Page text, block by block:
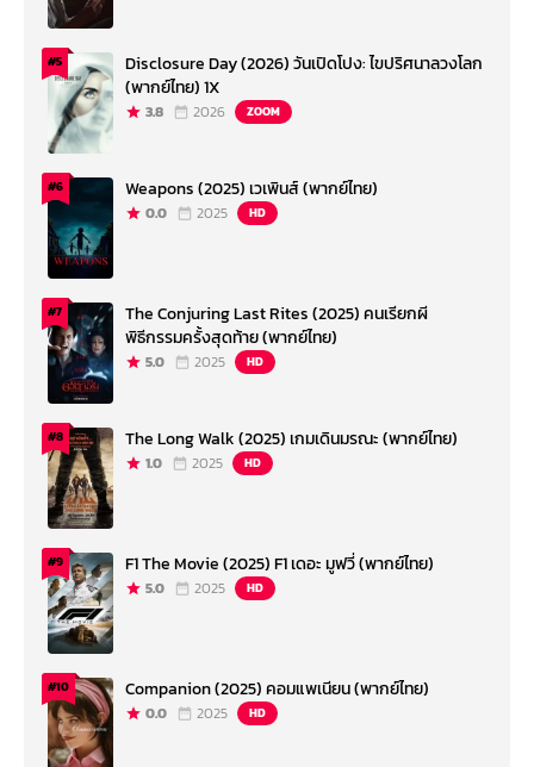
#5
Disclosure Day (2026) วันเปิดโปง: ไขปริศนาลวงโลก
(พากย์ไทย) 1X
3.8 2026 ZOOM
#6 Weapons (2025) เวเพินส์ (พากย์ไทย)
0.0 2025 HD
#7
The Conjuring Last Rites (2025) คนเรียกผี
พิธีกรรมครั้งสุดท้าย (พากย์ไทย)
5.0 2025 HD
#8 The Long Walk (2025) เกมเดินมรณะ (พากย์ไทย)
1.0 2025 HD
#9 F1 The Movie (2025) F1 เดอะ มูฟวี่ (พากย์ไทย)
5.0 2025 HD
#10 Companion (2025) คอมแพเนียน (พากย์ไทย)
0.0 2025 HD